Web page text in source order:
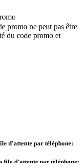
promo ne peut pas être
du code promo et
d'attente par téléphone: